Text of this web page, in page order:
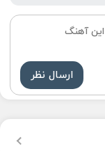
ارسال نظر